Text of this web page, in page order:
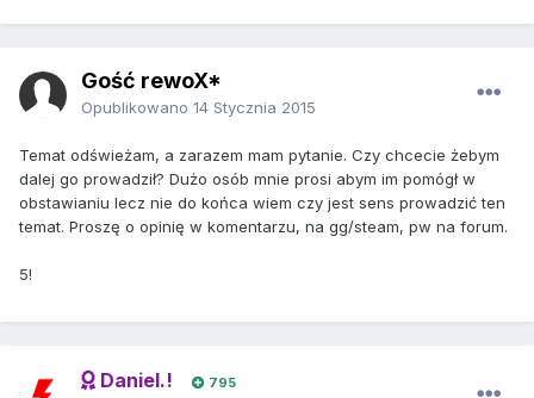
Gość rewoX*
Opublikowano 14 Stycznia 2015
Temat odświeżam, a zarazem mam pytanie. Czy chcecie żebym
dalej go prowadził? Dużo osób mnie prosi abym im pomógł w
obstawianiu lecz nie do końca wiem czy jest sens prowadzić ten
temat. Proszę o opinię w komentarzu, na gg/steam, pw na forum.
5!
Daniel.! 795